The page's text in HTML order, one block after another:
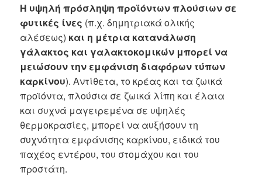
Η υψηλή πρόσληψη προϊόντων πλούσιων σε
φυτικές ίνες (π.χ. δημητριακά ολικής
αλέσεως) και η μέτρια κατανάλωση
γάλακτος και γαλακτοκομικών μπορεί να
μειώσουν την εμφάνιση διαφόρων τύπων
καρκίνου). Αντίθετα, το κρέας και τα ζωικά
προϊόντα, πλούσια σε ζωικά λίπη και έλαια
και συχνά μαγειρεμένα σε υψηλές
θερμοκρασίες, μπορεί να αυξήσουν τη
συχνότητα εμφάνισης καρκίνου, ειδικά του
παχέος εντέρου, του στομάχου και του
προστάτη.